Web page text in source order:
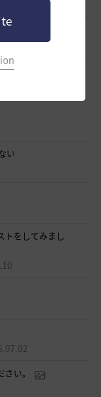
い
トをしてみまし
い。